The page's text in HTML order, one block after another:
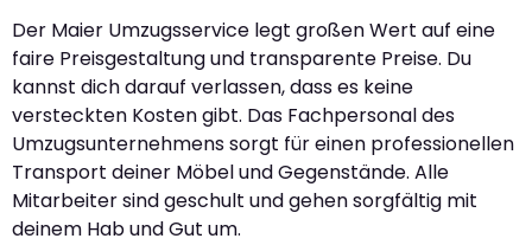
Der Maier Umzugsservice legt großen Wert auf eine
faire Preisgestaltung und transparente Preise. Du
kannst dich darauf verlassen, dass es keine
versteckten Kosten gibt. Das Fachpersonal des
Umzugsunternehmens sorgt für einen professionellen
Transport deiner Möbel und Gegenstände. Alle
Mitarbeiter sind geschult und gehen sorgfältig mit
deinem Hab und Gut um.